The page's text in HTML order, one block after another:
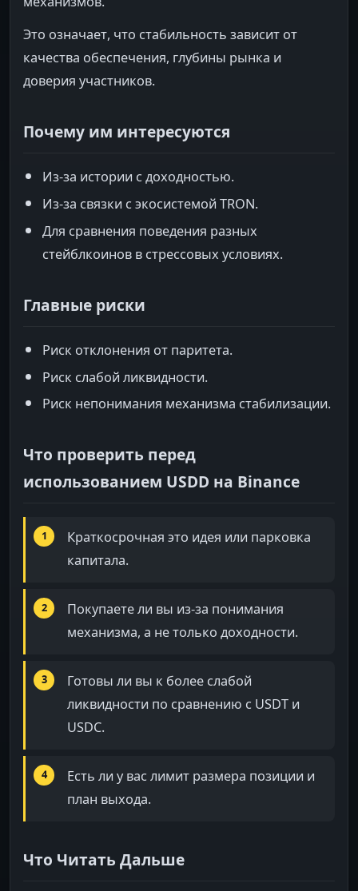
Это означает, что стабильность зависит от
качества обеспечения, глубины рынка и
доверия участников.
Почему им интересуются
Из-за истории с доходностью.
Из-за связки с экосистемой TRON.
Для сравнения поведения разных
стейблкоинов в стрессовых условиях.
Главные риски
Риск отклонения от паритета.
Риск слабой ликвидности.
Риск непонимания механизма стабилизации.
Что проверить перед
использованием USDD на Binance
Краткосрочная это идея или парковка
капитала.
Покупаете ли вы из-за понимания
механизма, а не только доходности.
Готовы ли вы к более слабой
ликвидности по сравнению с USDT и
USDC.
Есть ли у вас лимит размера позиции и
план выхода.
Что Читать Дальше